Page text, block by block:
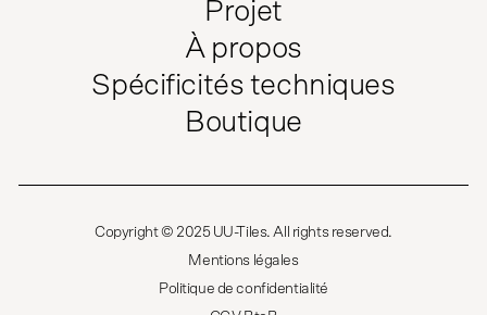
Projet
À propos
Spécificités techniques
Boutique
Copyright © 2025 UU-Tiles. All rights reserved.
Mentions légales
Politique de confidentialité